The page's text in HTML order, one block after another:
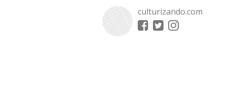
culturizando.com